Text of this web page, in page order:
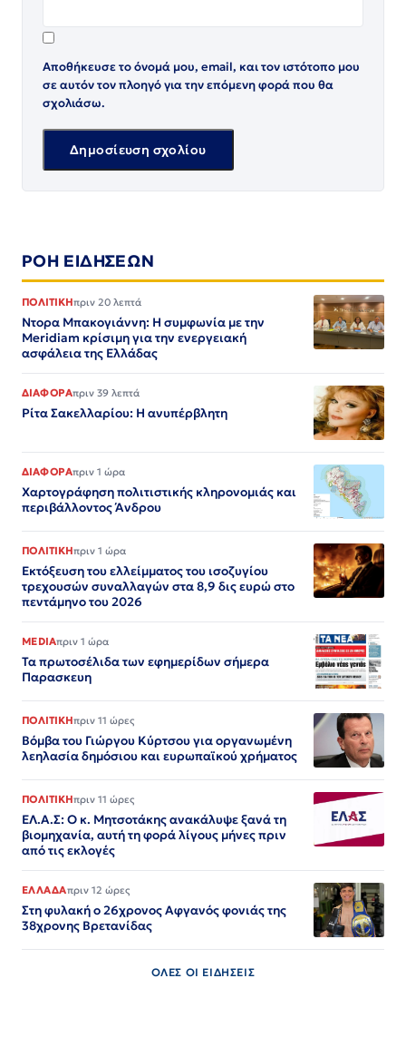
Αποθήκευσε το όνομά μου, email, και τον ιστότοπο μου
σε αυτόν τον πλοηγό για την επόμενη φορά που θα
σχολιάσω.
ΡΟΗ ΕΙΔΗΣΕΩΝ
ΠΟΛΙΤΙΚΗπριν 20 λεπτά
Ντορα Μπακογιάννη: Η συμφωνία με την
Meridiam κρίσιμη για την ενεργειακή
ασφάλεια της Ελλάδας
ΔΙΑΦΟΡΑπριν 39 λεπτά
Ρίτα Σακελλαρίου: Η ανυπέρβλητη
ΔΙΑΦΟΡΑπριν 1 ώρα
Χαρτογράφηση πολιτιστικής κληρονομιάς και
περιβάλλοντος Άνδρου
ΠΟΛΙΤΙΚΗπριν 1 ώρα
Εκτόξευση του ελλείμματος του ισοζυγίου
τρεχουσών συναλλαγών στα 8,9 δις ευρώ στο
πεντάμηνο του 2026
MEDIAπριν 1 ώρα
Τα πρωτοσέλιδα των εφημερίδων σήμερα
Παρασκευη
ΠΟΛΙΤΙΚΗπριν 11 ώρες
Βόμβα του Γιώργου Κύρτσου για οργανωμένη
λεηλασία δημόσιου και ευρωπαϊκού χρήματος
ΠΟΛΙΤΙΚΗπριν 11 ώρες
ΕΛ.Α.Σ: Ο κ. Μητσοτάκης ανακάλυψε ξανά τη
βιομηχανία, αυτή τη φορά λίγους μήνες πριν
από τις εκλογές
ΕΛΛΑΔΑπριν 12 ώρες
Στη φυλακή ο 26χρονος Αφγανός φονιάς της
38χρονης Βρετανίδας
ΟΛΕΣ ΟΙ ΕΙΔΗΣΕΙΣ